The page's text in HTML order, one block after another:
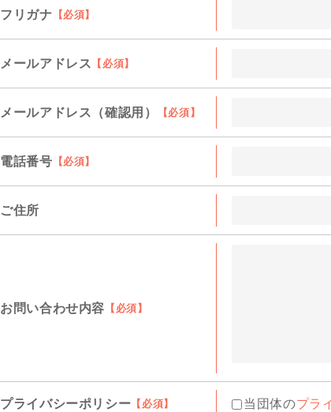
フリガナ
メールアドレス
メールアドレス（確認用）
電話番号
ご住所
お問い合わせ内容
プライバシーポリシー 当団体のプラ